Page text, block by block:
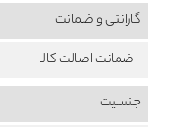
گارانتی و ضمانت
ضمانت اصالت کالا
جنسیت